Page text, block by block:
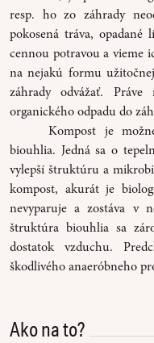
resp. ho zo záhrady
pokosená tráva,
cennou potravou a vieme
na nejakú formu
záhrady odvážať.
organického odpadu do
Kompost je
biouhlia. Jedná sa o
vylepší štruktúru a
kompost, akurát je
nevyparuje a zostáva v
štruktúra biouhlia sa
dostatok vzduchu.
škodlivého anaeróbneho
Ako na to?